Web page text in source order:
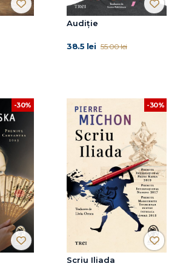
Audiție
38.5 lei 55.00 lei
-30% -30%
Scriu Iliada